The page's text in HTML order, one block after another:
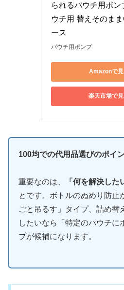
られるパウチ用ポン
ウチ用 替えそのま
ース
パウチ用ポンプ
Amazonで見
楽天市場で
100均での代用品選びのポイ
重要なのは、 「何を解決した
とです。ボトルのぬめり防止
ごと吊るす」タイプ、詰め替
したいなら「特定のパウチに
プが候補になります。